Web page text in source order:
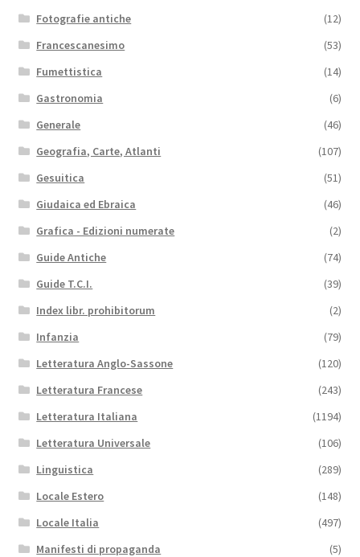
Fotografie antiche
(12)
Francescanesimo
(53)
Fumettistica
(14)
Gastronomia
(6)
Generale
(46)
Geografia, Carte, Atlanti
(107)
Gesuitica
(51)
Giudaica ed Ebraica
(46)
Grafica - Edizioni numerate
(2)
Guide Antiche
(74)
Guide T.C.I.
(39)
Index libr. prohibitorum
(2)
Infanzia
(79)
Letteratura Anglo-Sassone
(120)
Letteratura Francese
(243)
Letteratura Italiana
(1194)
Letteratura Universale
(106)
Linguistica
(289)
Locale Estero
(148)
Locale Italia
(497)
Manifesti di propaganda
(5)